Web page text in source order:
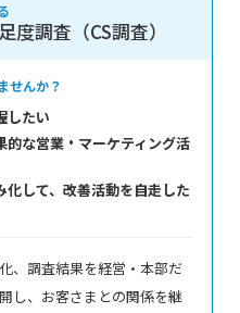
調査（CS調査）
せんか？
したい
的な営業・マーケティング活
して、改善活動を自走した
、調査結果を経営・本部だ
し、お客さまとの関係を継